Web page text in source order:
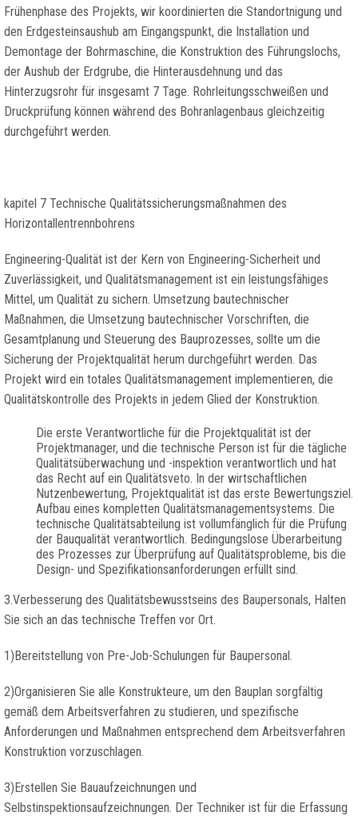
Frühenphase des Projekts, wir koordinierten die Standortnigung und
den Erdgesteinsaushub am Eingangspunkt, die Installation und
Demontage der Bohrmaschine, die Konstruktion des Führungslochs,
der Aushub der Erdgrube, die Hinterausdehnung und das
Hinterzugsrohr für insgesamt 7 Tage. Rohrleitungsschweißen und
Druckprüfung können während des Bohranlagenbaus gleichzeitig
durchgeführt werden.
kapitel 7 Technische Qualitätssicherungsmaßnahmen des
Horizontallentrennbohrens
Engineering-Qualität ist der Kern von Engineering-Sicherheit und
Zuverlässigkeit, und Qualitätsmanagement ist ein leistungsfähiges
Mittel, um Qualität zu sichern. Umsetzung bautechnischer
Maßnahmen, die Umsetzung bautechnischer Vorschriften, die
Gesamtplanung und Steuerung des Bauprozesses, sollte um die
Sicherung der Projektqualität herum durchgeführt werden. Das
Projekt wird ein totales Qualitätsmanagement implementieren, die
Qualitätskontrolle des Projekts in jedem Glied der Konstruktion.
Die erste Verantwortliche für die Projektqualität ist der
Projektmanager, und die technische Person ist für die tägliche
Qualitätsüberwachung und -inspektion verantwortlich und hat
das Recht auf ein Qualitätsveto. In der wirtschaftlichen
Nutzenbewertung, Projektqualität ist das erste Bewertungsziel.
Aufbau eines kompletten Qualitätsmanagementsystems. Die
technische Qualitätsabteilung ist vollumfänglich für die Prüfung
der Bauqualität verantwortlich. Bedingungslose Überarbeitung
des Prozesses zur Überprüfung auf Qualitätsprobleme, bis die
Design- und Spezifikationsanforderungen erfüllt sind.
3.Verbesserung des Qualitätsbewusstseins des Baupersonals, Halten
Sie sich an das technische Treffen vor Ort.
1)Bereitstellung von Pre-Job-Schulungen für Baupersonal.
2)Organisieren Sie alle Konstrukteure, um den Bauplan sorgfältig
gemäß dem Arbeitsverfahren zu studieren, und spezifische
Anforderungen und Maßnahmen entsprechend dem Arbeitsverfahren
Konstruktion vorzuschlagen.
3)Erstellen Sie Bauaufzeichnungen und
Selbstinspektionsaufzeichnungen. Der Techniker ist für die Erfassung